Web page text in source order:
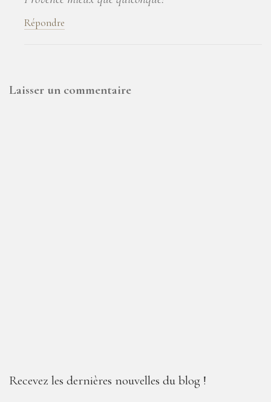
Répondre
Laisser un commentaire
Recevez les dernières nouvelles du blog !